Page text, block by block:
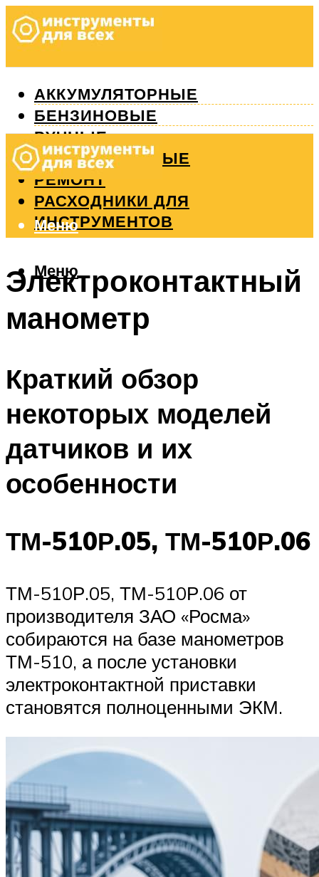
АККУМУЛЯТОРНЫЕ
БЕНЗИНОВЫЕ
РУЧНЫЕ
ИЗМЕРИТЕЛЬНЫЕ
РЕМОНТ
РАСХОДНИКИ ДЛЯ
ИНСТРУМЕНТОВ
Меню
Меню
Электроконтактный
манометр
Краткий обзор
некоторых моделей
датчиков и их
особенности
ТМ-510Р.05, ТМ-510Р.06
ТМ-510Р.05, ТМ-510Р.06 от
производителя ЗАО «Росма»
собираются на базе манометров
ТМ-510, а после установки
электроконтактной приставки
становятся полноценными ЭКМ.